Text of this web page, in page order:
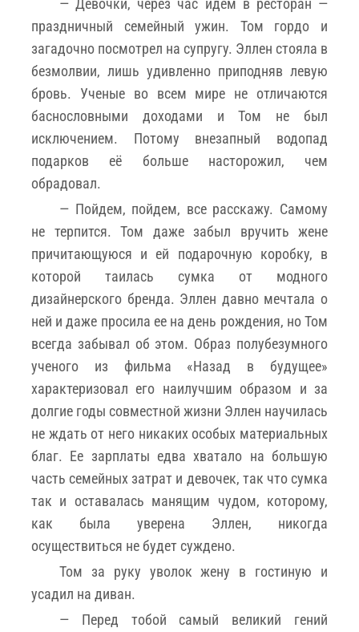
праздничный семейный ужин. Том гордо и
загадочно посмотрел на супругу. Эллен стояла в
безмолвии, лишь удивленно приподняв левую
бровь. Ученые во всем мире не отличаются
баснословными доходами и Том не был
исключением. Потому внезапный водопад
подарков её больше насторожил, чем
обрадовал.
— Пойдем, пойдем, все расскажу. Самому
не терпится. Том даже забыл вручить жене
причитающуюся и ей подарочную коробку, в
которой таилась сумка от модного
дизайнерского бренда. Эллен давно мечтала о
ней и даже просила ее на день рождения, но Том
всегда забывал об этом. Образ полубезумного
ученого из фильма «Назад в будущее»
характеризовал его наилучшим образом и за
долгие годы совместной жизни Эллен научилась
не ждать от него никаких особых материальных
благ. Ее зарплаты едва хватало на большую
часть семейных затрат и девочек, так что сумка
так и оставалась манящим чудом, которому,
как была уверена Эллен, никогда
осуществиться не будет суждено.
Том за руку уволок жену в гостиную и
усадил на диван.
— Перед тобой самый великий гений